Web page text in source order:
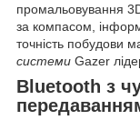
промальовування
за компасом,
точність побудови
системи Gazer
Bluetooth з